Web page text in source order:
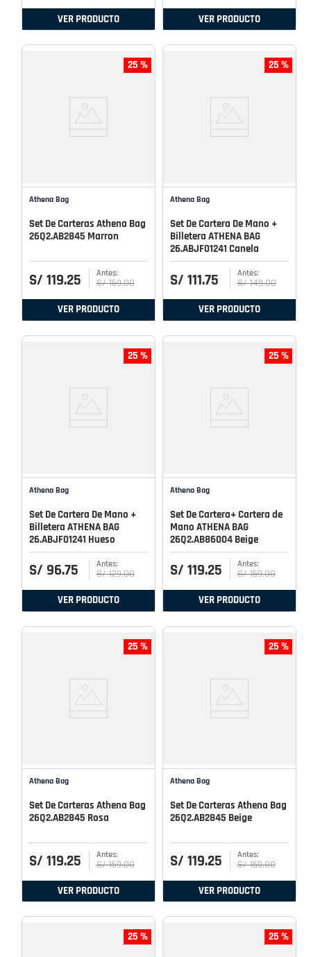
VER PRODUCTO VER PRODUCTO
25 %
Athena Bag
Set De Carteras Athena Bag
26Q2.AB2845 Marron
S/ 119.25 S/ 159.00
VER PRODUCTO
25 %
Athena Bag
Set De Cartera De Mano +
Billetera ATHENA BAG
26.ABJF01241 Canela
S/ 111.75 S/ 149.00
VER PRODUCTO
25 %
Athena Bag
Set De Cartera De Mano +
Billetera ATHENA BAG
26.ABJF01241 Hueso
S/ 96.75 S/ 129.00
VER PRODUCTO
25 %
Athena Bag
Set De Cartera+ Cartera de
Mano ATHENA BAG
26Q2.AB86004 Beige
S/ 119.25 S/ 159.00
VER PRODUCTO
25 %
Athena Bag
Set De Carteras Athena Bag
26Q2.AB2845 Rosa
S/ 119.25 S/ 159.00
VER PRODUCTO
25 %
Athena Bag
Set De Carteras Athena Bag
26Q2.AB2845 Beige
S/ 119.25 S/ 159.00
VER PRODUCTO
25 % 25 %